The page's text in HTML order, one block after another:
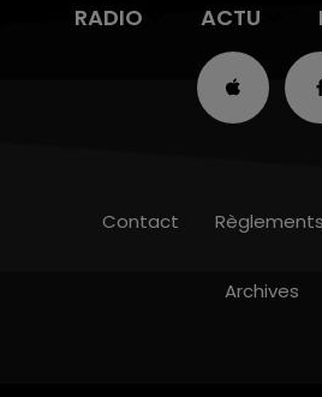
RADIO ACTU
Contact Règlements
Archives